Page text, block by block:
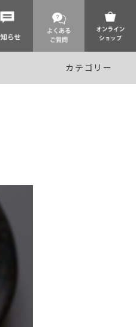
カテゴリー